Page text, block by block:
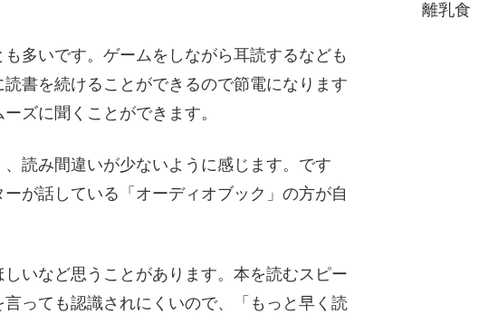
多いです。ゲームをしながら耳読するなども
書を続けることができるので節電になります
ズに聞くことができます。
読み間違いが少ないように感じます。です
が話している「オーディオブック」の方が自
いなど思うことがあります。本を読むスピー
っても認識されにくいので、「もっと早く読
離乳食